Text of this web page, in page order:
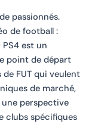
passionnés.
de football :
PS4 est un
point de départ
FUT qui veulent
de marché,
une perspective
clubs spécifiques